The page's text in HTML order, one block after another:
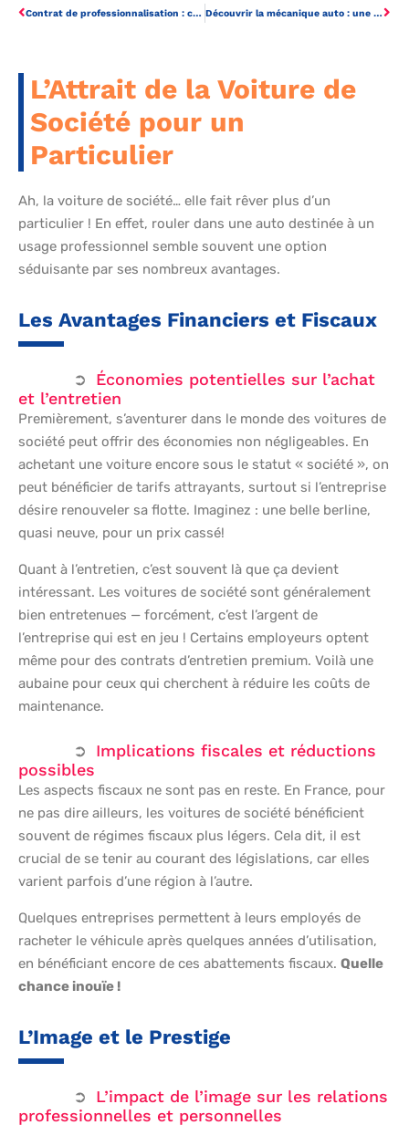
Contrat de professionnalisation : ce qu’il faut savoir sur la rupture inattendue Découvrir la mécanique auto : une opportunité insoupçonnée pour votre entreprise
L’Attrait de la Voiture de
Société pour un
Particulier
Ah, la voiture de société… elle fait rêver plus d’un
particulier ! En effet, rouler dans une auto destinée à un
usage professionnel semble souvent une option
séduisante par ses nombreux avantages.
Les Avantages Financiers et Fiscaux
Économies potentielles sur l’achat
et l’entretien
Premièrement, s’aventurer dans le monde des voitures de
société peut offrir des économies non négligeables. En
achetant une voiture encore sous le statut « société », on
peut bénéficier de tarifs attrayants, surtout si l’entreprise
désire renouveler sa flotte. Imaginez : une belle berline,
quasi neuve, pour un prix cassé!
Quant à l’entretien, c’est souvent là que ça devient
intéressant. Les voitures de société sont généralement
bien entretenues — forcément, c’est l’argent de
l’entreprise qui est en jeu ! Certains employeurs optent
même pour des contrats d’entretien premium. Voilà une
aubaine pour ceux qui cherchent à réduire les coûts de
maintenance.
Implications fiscales et réductions
possibles
Les aspects fiscaux ne sont pas en reste. En France, pour
ne pas dire ailleurs, les voitures de société bénéficient
souvent de régimes fiscaux plus légers. Cela dit, il est
crucial de se tenir au courant des législations, car elles
varient parfois d’une région à l’autre.
Quelques entreprises permettent à leurs employés de
racheter le véhicule après quelques années d’utilisation,
en bénéficiant encore de ces abattements fiscaux. Quelle
chance inouïe !
L’Image et le Prestige
L’impact de l’image sur les relations
professionnelles et personnelles